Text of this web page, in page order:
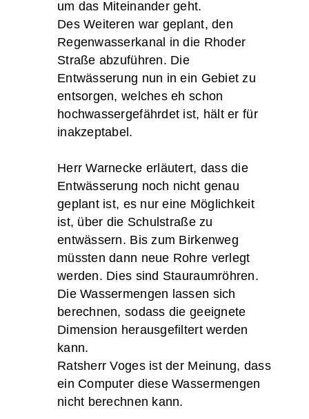
um das Miteinander geht.
Des Weiteren war geplant, den
Regenwasserkanal in die Rhoder
Straße abzuführen. Die
Entwässerung nun in ein Gebiet zu
entsorgen, welches eh schon
hochwassergefährdet ist, hält er für
inakzeptabel.
Herr Warnecke erläutert, dass die
Entwässerung noch nicht genau
geplant ist, es nur eine Möglichkeit
ist, über die Schulstraße zu
entwässern. Bis zum Birkenweg
müssten dann neue Rohre verlegt
werden. Dies sind Stauraumröhren.
Die Wassermengen lassen sich
berechnen, sodass die geeignete
Dimension herausgefiltert werden
kann.
Ratsherr Voges ist der Meinung, dass
ein Computer diese Wassermengen
nicht berechnen kann.